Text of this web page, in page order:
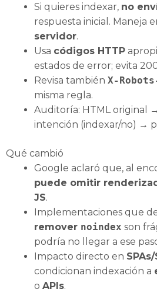
Si quieres indexar, no
respuesta inicial. Maneja
servidor.
Usa códigos HTTP
estados de error; evita
Revisa también
misma regla.
Auditoría: HTML original
intención (indexar/no) →
Qué cambió
Google aclaró que, al
puede omitir
JS.
Implementaciones que
remover noindex son
podría no llegar a ese
Impacto directo en SPAs/
condicionan indexación a
o APIs.